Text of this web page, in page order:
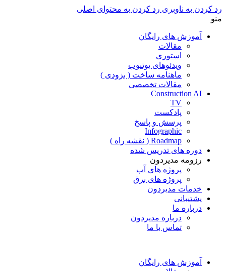
رد کردن به ناوبری رد کردن به محتوای اصلی
منو
آموزش های رایگان
مقالات
استوری
ویدئوهای یوتیوب
ماهنامه ساخت ( بزودی )
مقالات تخصصی
Construction AI
TV
پادکست
پرسش و پاسخ
Infographic
Roadmap ( نقشه راه )
دوره های تدریس شده
رزومه مدیردون
پروژه های آب
پروژه های برق
خدمات مدیردون
پشتیبانی
درباره ما
درباره مدیردون
تماس با ما
آموزش های رایگان